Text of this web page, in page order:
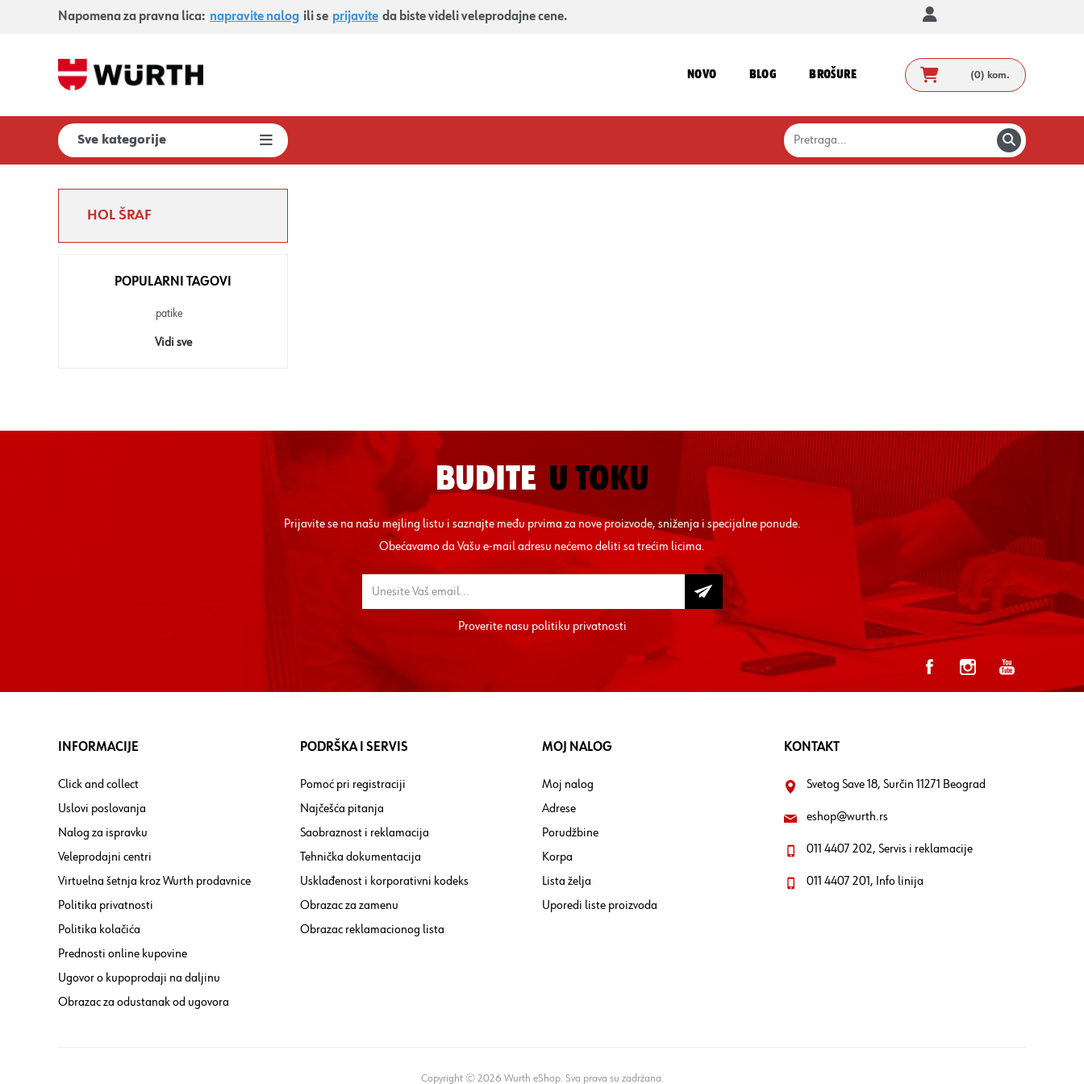
Napomena za pravna lica: napravite nalog ili se prijavite da biste videli veleprodajne cene.
NOVO BLOG BROŠURE (0) kom.
Sve kategorije
HOL ŠRAF
POPULARNI TAGOVI
patike
Vidi sve
BUDITE U TOKU
Prijavite se na našu mejling listu i saznajte među prvima za nove proizvode, sniženja i specijalne ponude.
Obećavamo da Vašu e-mail adresu nećemo deliti sa trećim licima.
Proverite nasupolitiku privatnosti
INFORMACIJE
Click and collect
Uslovi poslovanja
Nalog za ispravku
Veleprodajni centri
Virtuelna šetnja kroz Wurth prodavnice
Politika privatnosti
Politika kolačića
Prednosti online kupovine
Ugovor o kupoprodaji na daljinu
Obrazac za odustanak od ugovora
PODRŠKA I SERVIS
Pomoć pri registraciji
Najčešća pitanja
Saobraznost i reklamacija
Tehnička dokumentacija
Usklađenost i korporativni kodeks
Obrazac za zamenu
Obrazac reklamacionog lista
MOJ NALOG
Moj nalog
Adrese
Porudžbine
Korpa
Lista želja
Uporedi liste proizvoda
KONTAKT
Svetog Save 18, Surčin 11271 Beograd
eshop@wurth.rs
011 4407 202, Servis i reklamacije
011 4407 201, Info linija
Copyright © 2026 Wurth eShop. Sva prava su zadržana.